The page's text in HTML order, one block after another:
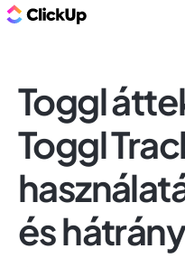
Toggl
Toggl
és